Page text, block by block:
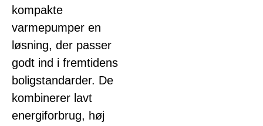
kompakte
varmepumper en
løsning, der passer
godt ind i fremtidens
boligstandarder. De
kombinerer lavt
energiforbrug, høj